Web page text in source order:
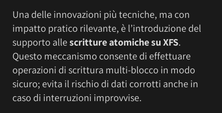
Una delle innovazioni più tecniche, ma con
impatto pratico rilevante, è l’introduzione del
supporto allescritture atomiche su XFS.
Questo meccanismo consente di effettuare
operazioni di scrittura multi-blocco in modo
sicuro; evita il rischio di dati corrotti anche in
caso di interruzioni improvvise.